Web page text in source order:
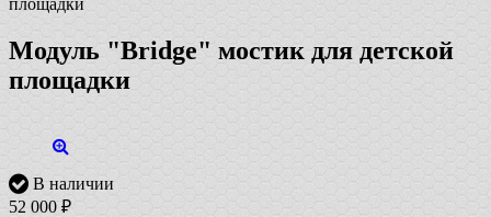
площадки
Модуль "Bridge" мостик для детской
площадки
В наличии
52 000 ₽